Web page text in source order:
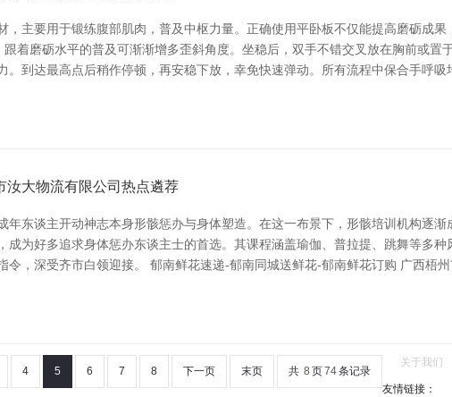
，主要用于锻练腹部肌肉，普及中枢力量。正确使用平卧板不仅能提高磨砺成
着磨砺水平的普及可渐渐增多歪斜角度。坐稳后，双手不错交叉放在胸前或
。到达最高点后稍作停顿，再安稳下放，幸免快速弹动。所有流程中保合手呼
汝大物流有限公司热点遴荐
年东谈主开动神志本身形骸惩办与身体塑造。在这一布景下，形骸培训机构逐
成为好多追求身体惩办东谈主士的首选。其课程涵盖瑜伽、普拉提、跳舞等多
令，深受齐市白领迎接。 郁南鲜花速递-郁南同城送鲜花-郁南鲜花订购 广西梧
4 5 6 7 8 下一页 末页 共 8 页74条记录
关于我们
友情链接：